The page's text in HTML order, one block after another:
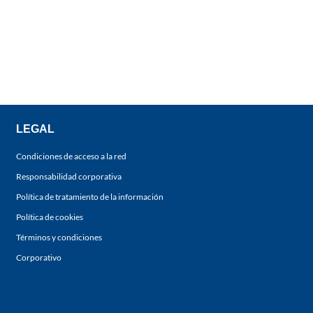
LEGAL
Condiciones de acceso a la red
Responsabilidad corporativa
Política de tratamiento de la información
Política de cookies
Términos y condiciones
Corporativo